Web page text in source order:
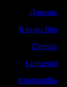
Дорамы
Kinogo.film
ZSerials
Lordserial
Kinokopilka